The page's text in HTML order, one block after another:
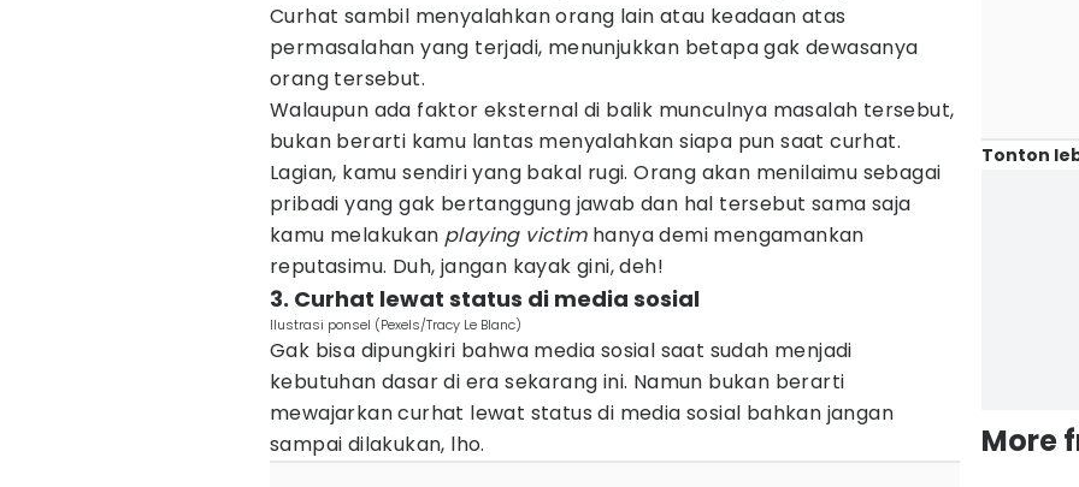
Curhat sambil menyalahkan orang lain atau keadaan atas
permasalahan yang terjadi, menunjukkan betapa gak dewasanya
orang tersebut.
Walaupun ada faktor eksternal di balik munculnya masalah tersebut,
bukan berarti kamu lantas menyalahkan siapa pun saat curhat.
Lagian, kamu sendiri yang bakal rugi. Orang akan menilaimu sebagai
pribadi yang gak bertanggung jawab dan hal tersebut sama saja
kamu melakukan playing victimhanya demi mengamankan
reputasimu. Duh, jangan kayak gini, deh!
3. Curhat lewat status di media sosial
Ilustrasi ponsel (Pexels/Tracy Le Blanc)
Gak bisa dipungkiri bahwa media sosial saat sudah menjadi
kebutuhan dasar di era sekarang ini. Namun bukan berarti
mewajarkan curhat lewat status di media sosial bahkan jangan
sampai dilakukan, lho.
Tonton
More